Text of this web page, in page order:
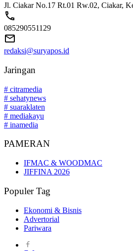
Jl. Ciakar No.17 Rt.01 Rw.02, Ciakar,
085290551129
redaksi@suryapos.id
Jaringan
# citramedia
# sehatynews
# suaraklaten
# mediakayu
# inamedia
PAMERAN
IFMAC & WOODMAC
JIFFINA 2026
Populer Tag
Ekonomi & Bisnis
Advertorial
Pariwara